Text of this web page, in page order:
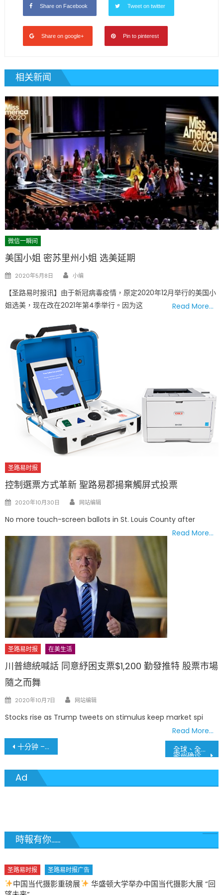
Share on Facebook Tweet on twitter
Share on google+ Pin to pinterest
相关新闻
微信一瞬间
美国小姐 密苏里州小姐 选美延期
Posted
2020年5月8日 Author
小编
【圣路易时报讯】由于新冠病毒疫情，原定2020年12月举行的美国小
姐选美，现在改在2021年第4季举行。因为这
Read More…
圣路易时报
控制選票方式革新 聖路易郡揚棄觸屏式投票
Posted
2020年10月30日 Author
网站编辑
No more touch-screen ballots in St. Louis County after
Read More…
圣路易时报 在美生活
川普總統喊話 同意紓困支票$1,200 勤發推特 股票市場
隨之而舞
Posted
2020年10月7日 Author
网站编辑
Stocks rise as Trump tweets on stimulus keep market spi
Read More…
文
章
導
十分钟 – 改变亚裔美国人的世界 全球、全美、密州、圣路易 9月10日疫情最新数据
密州确诊人数逼近10万 圣路易郡确诊人数超过2万
Ad
時報有你......
圣路易时报 圣路易时报广告
中国当代摄影重磅展
华盛顿大学举办中国当代摄影大展 “回